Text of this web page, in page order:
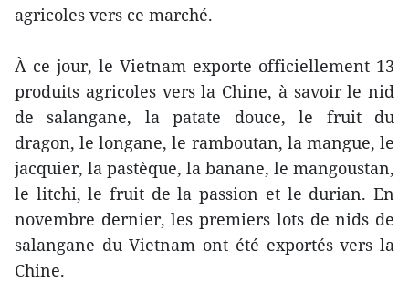
agricoles vers ce marché.
À ce jour, le Vietnam exporte officiellement 13
produits agricoles vers la Chine, à savoir le nid
de salangane, la patate douce, le fruit du
dragon, le longane, le ramboutan, la mangue, le
jacquier, la pastèque, la banane, le mangoustan,
le litchi, le fruit de la passion et le durian. En
novembre dernier, les premiers lots de nids de
salangane du Vietnam ont été exportés vers la
Chine.